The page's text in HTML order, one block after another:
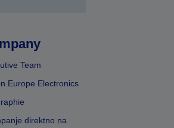
Team
Europe Electronics
direktno na